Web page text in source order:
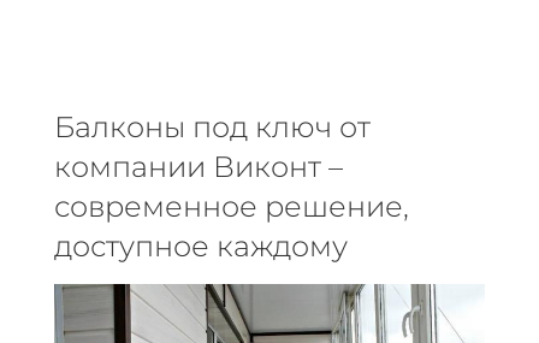
Балконы под ключ от
компании Виконт –
современное решение,
доступное каждому